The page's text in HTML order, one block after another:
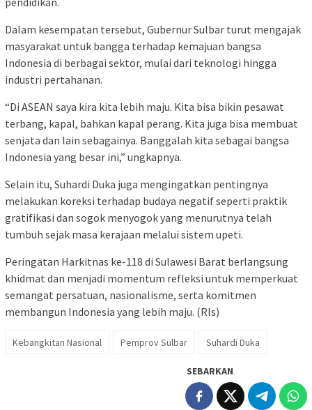
Dalam kesempatan tersebut, Gubernur Sulbar turut mengajak
masyarakat untuk bangga terhadap kemajuan bangsa
Indonesia di berbagai sektor, mulai dari teknologi hingga
industri pertahanan.
“Di ASEAN saya kira kita lebih maju. Kita bisa bikin pesawat
terbang, kapal, bahkan kapal perang. Kita juga bisa membuat
senjata dan lain sebagainya. Banggalah kita sebagai bangsa
Indonesia yang besar ini,” ungkapnya.
Selain itu, Suhardi Duka juga mengingatkan pentingnya
melakukan koreksi terhadap budaya negatif seperti praktik
gratifikasi dan sogok menyogok yang menurutnya telah
tumbuh sejak masa kerajaan melalui sistem upeti.
Peringatan Harkitnas ke-118 di Sulawesi Barat berlangsung
khidmat dan menjadi momentum refleksi untuk memperkuat
semangat persatuan, nasionalisme, serta komitmen
membangun Indonesia yang lebih maju. (Rls)
Kebangkitan Nasional Pemprov Sulbar Suhardi Duka
SEBARKAN